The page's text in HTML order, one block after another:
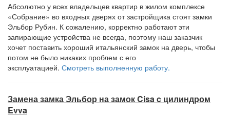
Абсолютно у всех владельцев квартир в жилом комплексе
«Собрание» во входных дверях от застройщика стоят замки
Эльбор Рубин. К сожалению, корректно работают эти
запирающие устройства не всегда, поэтому наш заказчик
хочет поставить хороший итальянский замок на дверь, чтобы
потом не было никаких проблем с его
эксплуатацией. Смотреть выполненную работу.
Замена замка Эльбор на замок Cisa c цилиндром
Evva